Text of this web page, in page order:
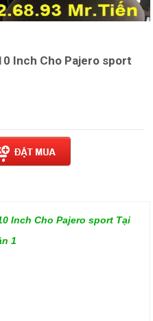
Inch Cho Pajero sport
Inch Cho Pajero sport Tại
1